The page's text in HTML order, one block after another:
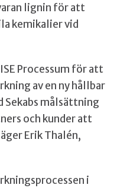
lignin för att
kemikalier vid
Processum för att
av en ny hållbar
målsättning
och kunder att
Erik Thalén,
i